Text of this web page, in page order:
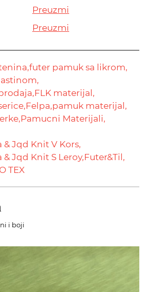
Preuzmi
Preuzmi
futer pamuk sa likrom,
FLK materijal,
Felpa,pamuk materijal,
Pamucni Materijali,
& Jqd Knit V Kors,
& Jqd Knit S Leroy,Futer&Til,
TEX
i boji